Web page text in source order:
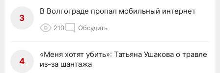
3
В Волгограде пропал мобильный интернет
210 Обсудить
4
«Меня хотят убить»: Татьяна Ушакова о травле
из-за шантажа